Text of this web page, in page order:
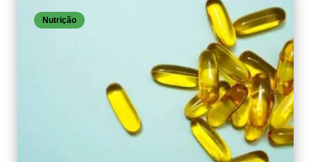
Nutrição